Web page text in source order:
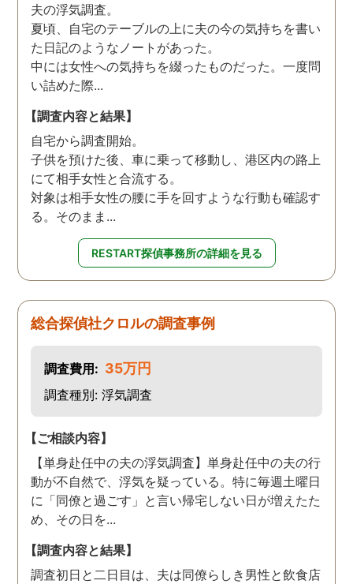
夫の浮気調査。
夏頃、自宅のテーブルの上に夫の今の気持ちを書い
た日記のようなノートがあった。
中には女性への気持ちを綴ったものだった。一度問
い詰めた際...
【調査内容と結果】
自宅から調査開始。
子供を預けた後、車に乗って移動し、港区内の路上
にて相手女性と合流する。
対象は相手女性の腰に手を回すような行動も確認す
る。そのまま...
RESTART探偵事務所の詳細を見る
総合探偵社クロルの調査事例
調査費用: 35万円
調査種別: 浮気調査
【ご相談内容】
【単身赴任中の夫の浮気調査】単身赴任中の夫の行
動が不自然で、浮気を疑っている。特に毎週土曜日
に「同僚と過ごす」と言い帰宅しない日が増えたた
め、その日を...
【調査内容と結果】
調査初日と二日目は、夫は同僚らしき男性と飲食店